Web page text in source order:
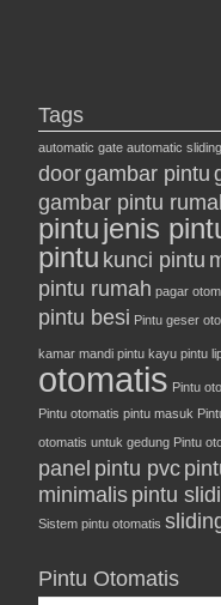
Tags
automatic gate automatic
doorgambar pintu
gambar pintu
pintujenis
pintu kunci pintu
pintu rumah pagar
pintu besi Pintu geser
kamar mandi pintu kayu pintu
otomatis Pintu
Pintu otomatis pintu masuk
otomatis untuk gedung Pintu
panel pintu pvc
minimalis pintu
Sistem pintu otomatis
Pintu Otomatis